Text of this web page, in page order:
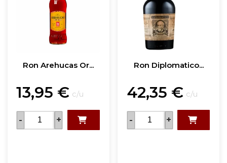
Ron Arehucas Or...
13,95 € c/u
- +
Ron Diplomatico...
42,35 € c/u
- +